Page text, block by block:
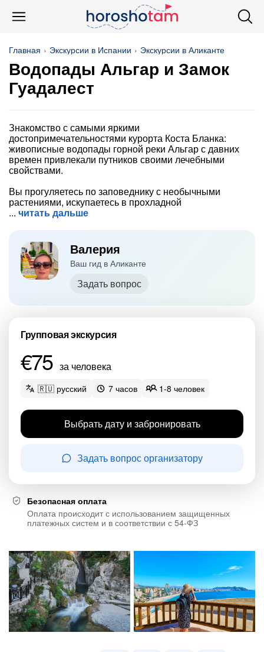
Главная Экскурсии в Испании Экскурсии в Аликанте
Водопады Альгар и Замок
Гуадалест
Знакомство с самыми яркими
достопримечательностями курорта Коста Бланка:
живописные водопады горной реки Альгар с давних
времен привлекали путников своими лечебными
свойствами.
Вы прогуляетесь по заповеднику с необычными
растениями, искупаетесь в прохладной
читать дальше
Валерия
Ваш гид в Аликанте
Задать вопрос
Групповая экскурсия
€75 за человека
🇷🇺 русский 7 часов 1-8 человек
Выбрать дату и забронировать
Задать вопрос организатору
Безопасная оплата
Оплата происходит с использованием защищенных
платежных систем и в соответствии с 54-ФЗ